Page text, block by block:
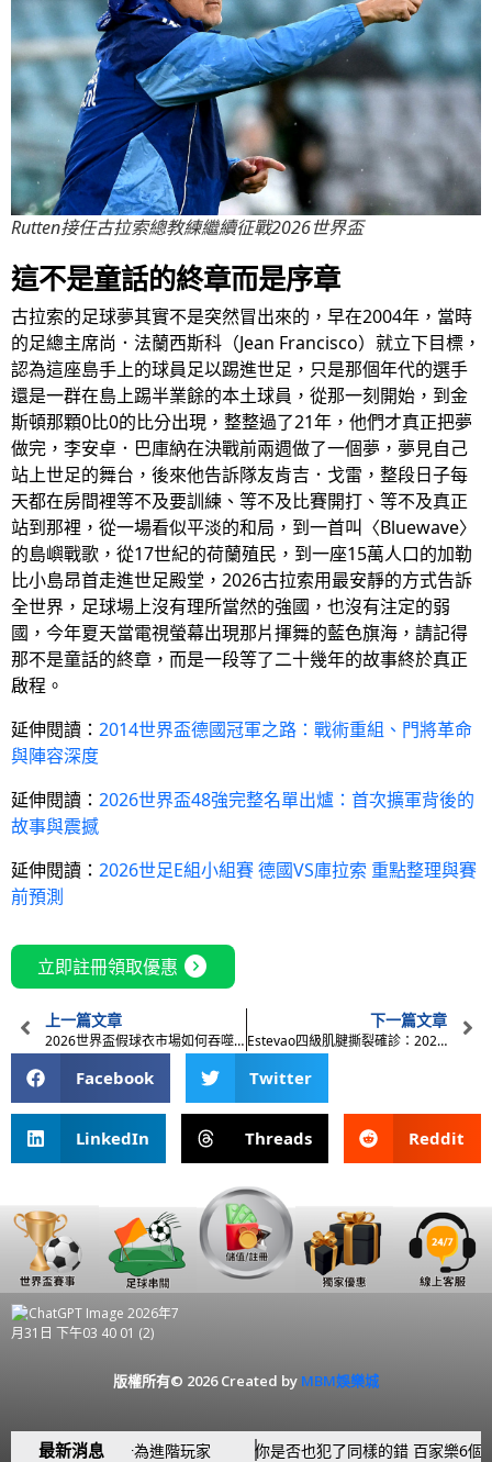
Rutten接任古拉索總教練繼續征戰2026世界盃
這不是童話的終章而是序章
古拉索的足球夢其實不是突然冒出來的，早在2004年，當時
的足總主席尚．法蘭西斯科（Jean Francisco）就立下目標，
認為這座島手上的球員足以踢進世足，只是那個年代的選手
還是一群在島上踢半業餘的本土球員，從那一刻開始，到金
斯頓那顆0比0的比分出現，整整過了21年，他們才真正把夢
做完，李安卓．巴庫納在決戰前兩週做了一個夢，夢見自己
站上世足的舞台，後來他告訴隊友肯吉．戈雷，整段日子每
天都在房間裡等不及要訓練、等不及比賽開打、等不及真正
站到那裡，從一場看似平淡的和局，到一首叫〈Bluewave〉
的島嶼戰歌，從17世紀的荷蘭殖民，到一座15萬人口的加勒
比小島昂首走進世足殿堂，2026古拉索用最安靜的方式告訴
全世界，足球場上沒有理所當然的強國，也沒有注定的弱
國，今年夏天當電視螢幕出現那片揮舞的藍色旗海，請記得
那不是童話的終章，而是一段等了二十幾年的故事終於真正
啟程。
延伸閱讀： 2014世界盃德國冠軍之路：戰術重組、門將革命
與陣容深度
延伸閱讀： 2026世界盃48強完整名單出爐：首次擴軍背後的
故事與震撼
延伸閱讀： 2026世足E組小組賽 德國VS庫拉索 重點整理與賽
前預測
立即註冊領取優惠 expand_circle_right
上一篇文章
2026世界盃假球衣市場如何吞噬正版產業？足球盛會開踢前的地下戰爭
下一篇文章
Estevao四級肌腱撕裂確診：2026世界盃巴西陣容面臨關鍵重整！
Facebook Twitter
LinkedIn Threads Reddit
版權所有© 2026 Created by MBM娛樂城
最新消息
從新手躍升為進階玩家 你是否也犯了同樣的錯 百家樂6個新手